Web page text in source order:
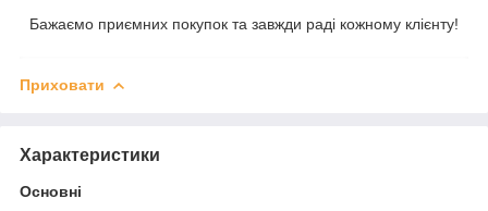
Бажаємо приємних покупок та завжди раді кожному клієнту!
Приховати
Характеристики
Основні